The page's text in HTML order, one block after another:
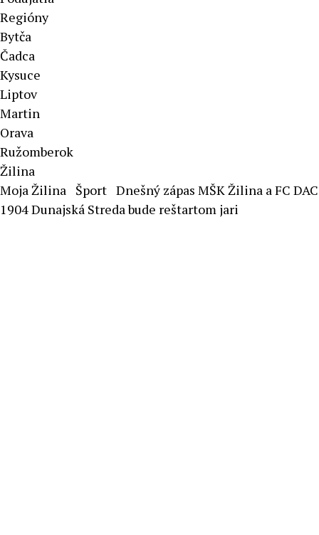
Regióny
Bytča
Čadca
Kysuce
Liptov
Martin
Orava
Ružomberok
Žilina
Moja Žilina Šport Dnešný zápas MŠK Žilina a FC DAC
1904 Dunajská Streda bude reštartom jari